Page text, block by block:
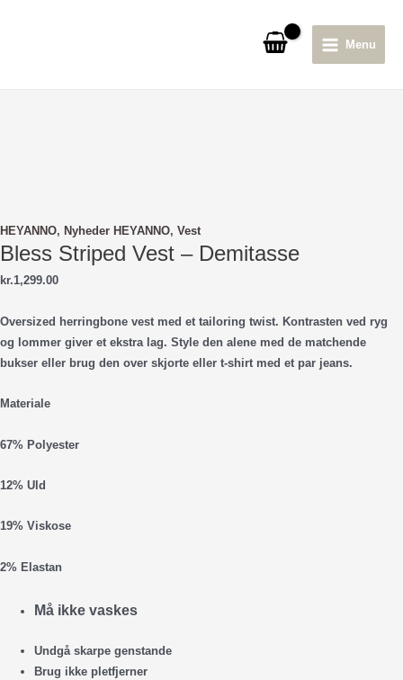
Menu
HEYANNO, Nyheder HEYANNO, Vest
Bless Striped Vest – Demitasse
kr.1,299.00
Oversized herringbone vest med et tailoring twist. Kontrasten ved ryg
og lommer giver et ekstra lag. Style den alene med de matchende
bukser eller brug den over skjorte eller t-shirt med et par jeans.
Materiale
67% Polyester
12% Uld
19% Viskose
2% Elastan
Må ikke vaskes
Undgå skarpe genstande
Brug ikke pletfjerner